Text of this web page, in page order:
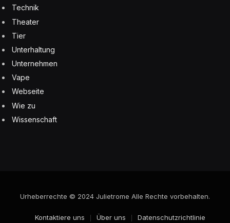
Technik
Theater
Tier
Unterhaltung
Unternehmen
Vape
Webseite
Wie zu
Wissenschaft
Urheberrechte © 2024 Julietrome Alle Rechte vorbehalten.
Kontaktiere uns Über uns Datenschutzrichtlinie